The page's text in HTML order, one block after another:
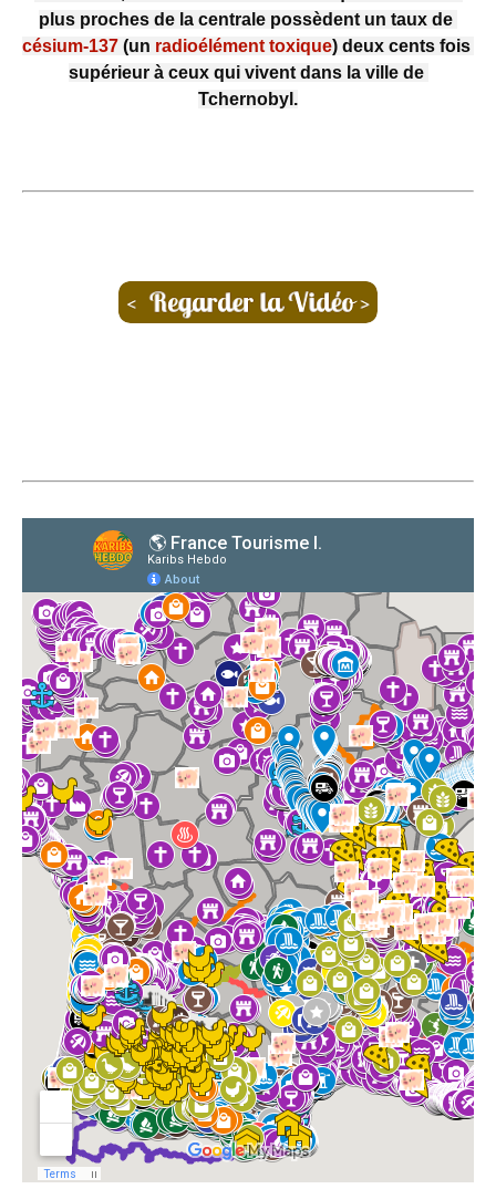
césium-137 (un radioélément toxique) deux cents fois
supérieur à ceux qui vivent dans la ville de
Tchernobyl.